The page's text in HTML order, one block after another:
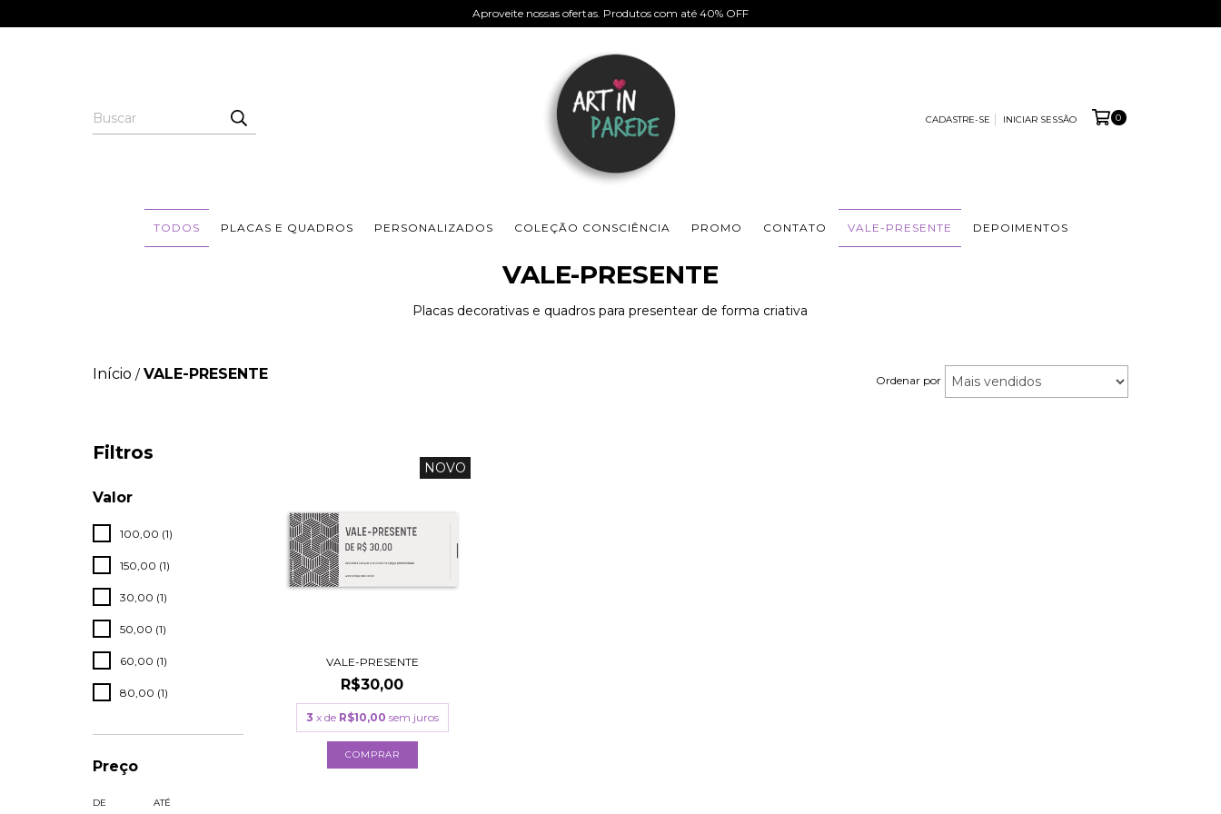
Aproveite nossas ofertas. Produtos com até 40% OFF
CADASTRE-SE INICIAR SESSÃO 0
TODOS PLACAS E QUADROS PERSONALIZADOS COLEÇÃO CONSCIÊNCIA PROMO CONTATO VALE-PRESENTE DEPOIMENTOS
VALE-PRESENTE
Placas decorativas e quadros para presentear de forma criativa
Início / VALE-PRESENTE Ordenar por
Filtros
Valor
100,00 (1)
150,00 (1)
30,00 (1)
50,00 (1)
60,00 (1)
80,00 (1)
Preço
DE ATÉ
NOVO
VALE-PRESENTE
R$30,00
3 x de R$10,00 sem juros
COMPRAR